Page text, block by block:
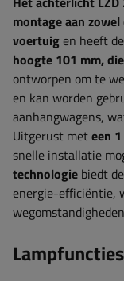
montage aan
voertuig en heeft
hoogte 101 mm,
ontworpen om te
en kan worden
aanhangwagens,
Uitgerust meteen
snelle installatie
technologie biedt
energie-efficiëntie,
Lampfuncties